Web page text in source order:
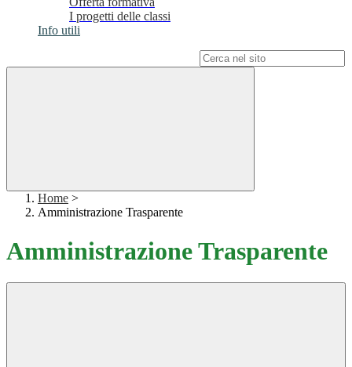
I progetti delle classi
Info utili
Home >
Amministrazione Trasparente
Amministrazione Trasparente